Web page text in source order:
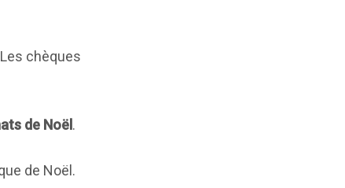
chèques
de Noël .
de Noël.